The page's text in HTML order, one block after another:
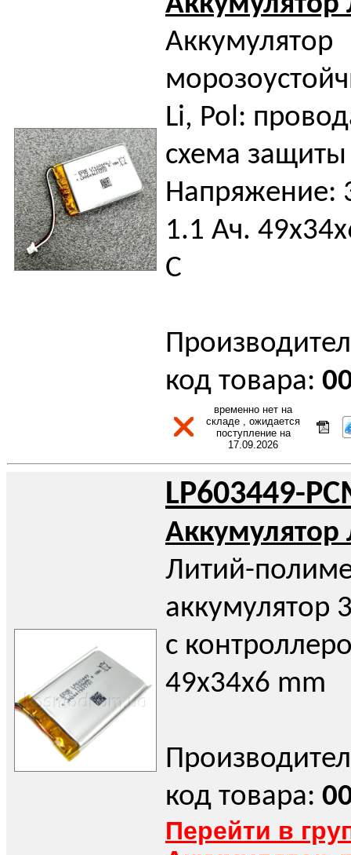
Аккумулятор
Li, Pol:
схема
Напряжение:
1.1 Ач.
С
код товара:
временно нет на
складе , ожидается
поступление на
17.09.2026
LP603449-
Аккумулятор
Литий-
аккумулятор
с
49x34x6 mm
код товара:
Перейти в